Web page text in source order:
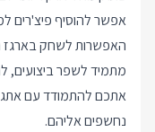
אפשר להוסיף פיצ'רים
האפשרות לשחק בארגז
מתמיד לשפר ביצועים,
אתכם להתמודד עם
נחשפים אליהם.